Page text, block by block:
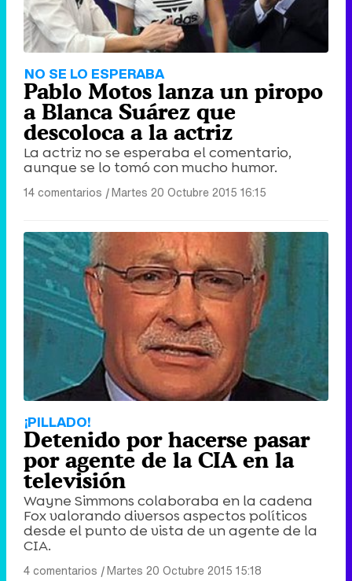
NO SE LO ESPERABA
Pablo Motos lanza un piropo
a Blanca Suárez que
descoloca a la actriz
La actriz no se esperaba el comentario,
aunque se lo tomó con mucho humor.
14 comentarios |Martes 20 Octubre 2015 16:15
¡PILLADO!
Detenido por hacerse pasar
por agente de la CIA en la
televisión
Wayne Simmons colaboraba en la cadena
Fox valorando diversos aspectos políticos
desde el punto de vista de un agente de la
CIA.
4 comentarios |Martes 20 Octubre 2015 15:18